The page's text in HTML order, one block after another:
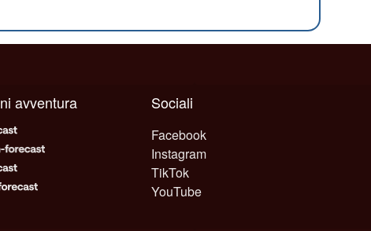
Sociali
Facebook
Instagram
TikTok
YouTube
avventura